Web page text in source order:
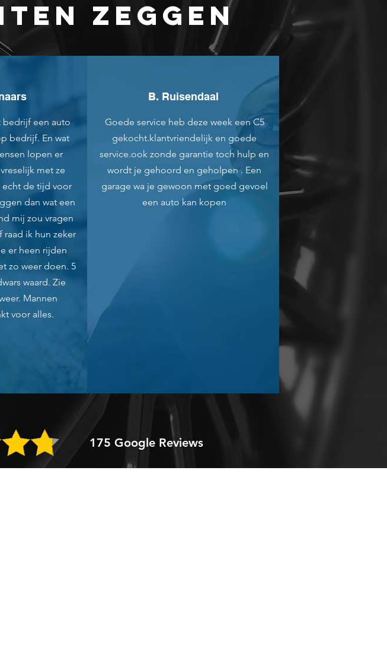
ZEGGEN
bedrijf een auto
bedrijf. En wat
lopen er
met ze
echt de tijd voor
dan wat een
mij zou vragen
ik hun zeker
er heen rijden
zo weer doen. 5
waard. Zie
Mannen
voor alles.
B. Ruisendaal
Goede service heb deze week een C5
gekocht.klantvriendelijk en goede
service.ook zonde garantie toch hulp en
wordt je gehoord en geholpen . Een
garage wa je gewoon met goed gevoel
een auto kan kopen
175 Google Reviews